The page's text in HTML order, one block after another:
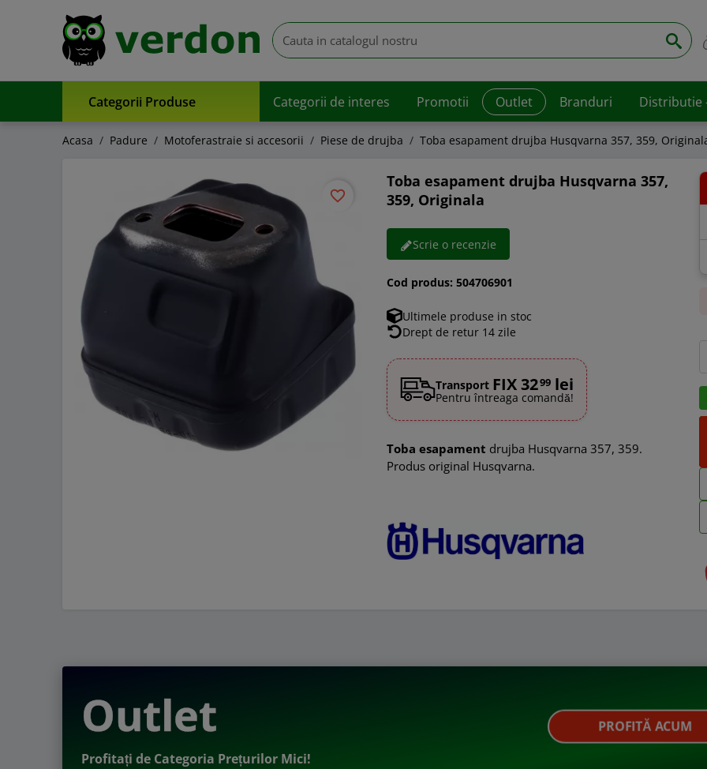
Categorii Produse Categorii de interes Promotii Outlet Branduri Distributie
Acasa Padure Motoferastraie si accesorii Piese de drujba Toba esapament drujba Husqvarna 357, 359,
favorite_border
Toba esapament drujba Husqvarna 357,
359, Originala
Scrie o recenzie
Cod produs: 504706901
Ultimele produse in stoc
Drept de retur 14 zile
Transport FIX 3299lei
Pentru întreaga comandă!
Toba esapament drujba Husqvarna 357, 359.
Produs original Husqvarna.
Outlet
Profitați de Categoria Prețurilor Mici!
PROFITĂ ACUM